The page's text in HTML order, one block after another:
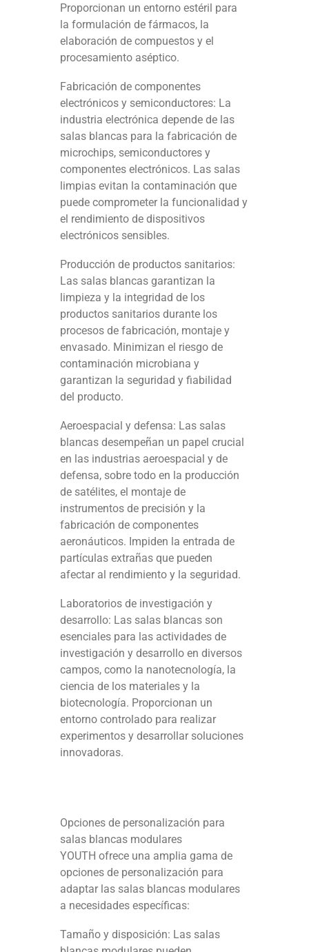
Proporcionan un entorno estéril para
la formulación de fármacos, la
elaboración de compuestos y el
procesamiento aséptico.
Fabricación de componentes
electrónicos y semiconductores: La
industria electrónica depende de las
salas blancas para la fabricación de
microchips, semiconductores y
componentes electrónicos. Las salas
limpias evitan la contaminación que
puede comprometer la funcionalidad y
el rendimiento de dispositivos
electrónicos sensibles.
Producción de productos sanitarios:
Las salas blancas garantizan la
limpieza y la integridad de los
productos sanitarios durante los
procesos de fabricación, montaje y
envasado. Minimizan el riesgo de
contaminación microbiana y
garantizan la seguridad y fiabilidad
del producto.
Aeroespacial y defensa: Las salas
blancas desempeñan un papel crucial
en las industrias aeroespacial y de
defensa, sobre todo en la producción
de satélites, el montaje de
instrumentos de precisión y la
fabricación de componentes
aeronáuticos. Impiden la entrada de
partículas extrañas que pueden
afectar al rendimiento y la seguridad.
Laboratorios de investigación y
desarrollo: Las salas blancas son
esenciales para las actividades de
investigación y desarrollo en diversos
campos, como la nanotecnología, la
ciencia de los materiales y la
biotecnología. Proporcionan un
entorno controlado para realizar
experimentos y desarrollar soluciones
innovadoras.
Opciones de personalización para
salas blancas modulares
YOUTH ofrece una amplia gama de
opciones de personalización para
adaptar las salas blancas modulares
a necesidades específicas:
Tamaño y disposición: Las salas